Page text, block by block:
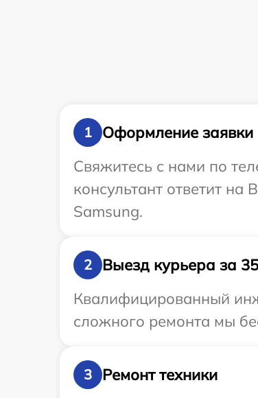
1
Оформление заявки
Свяжитесь с нами по
консультант ответит
Samsung.
2
Выезд курьера за
Квалифицированный
сложного ремонта мы
3
Ремонт техники